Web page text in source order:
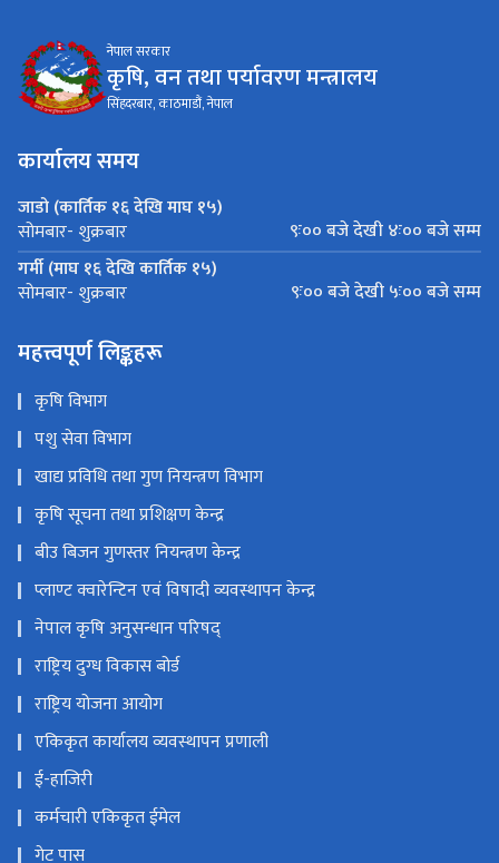
नेपाल सरकार
कृषि, वन तथा पर्यावरण मन्त्रालय
सिंहदरबार, काठमाडौं, नेपाल
कार्यालय समय
जाडो (कार्तिक १६ देखि माघ १५)
सोमबार- शुक्रबार
९ः०० बजे देखी ४ः०० बजे सम्म
गर्मी (माघ १६ देखि कार्तिक १५)
सोमबार- शुक्रबार ९ः०० बजे देखी ५ः०० बजे सम्म
महत्त्वपूर्ण लिङ्कहरू
कृषि विभाग
पशु सेवा विभाग
खाद्य प्रविधि तथा गुण नियन्त्रण विभाग
कृषि सूचना तथा प्रशिक्षण केन्द्र
बीउ बिजन गुणस्तर नियन्त्रण केन्द्र
प्लाण्ट क्वारेन्टिन एवं विषादी व्यवस्थापन केन्द्र
नेपाल कृषि अनुसन्धान परिषद्
राष्ट्रिय दुग्ध विकास बोर्ड
राष्ट्रिय योजना आयोग
एकिकृत कार्यालय व्यवस्थापन प्रणाली
ई-हाजिरी
कर्मचारी एकिकृत ईमेल
गेट पास